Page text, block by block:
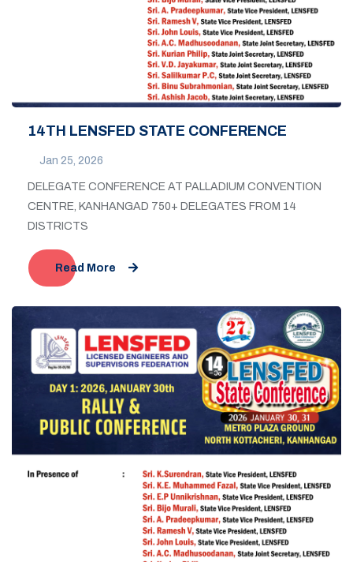
14TH LENSFED STATE CONFERENCE
Jan 25, 2026
DELEGATE CONFERENCE AT PALLADIUM CONVENTION
CENTRE, KANHANGAD 750+ DELEGATES FROM 14
DISTRICTS
Read More